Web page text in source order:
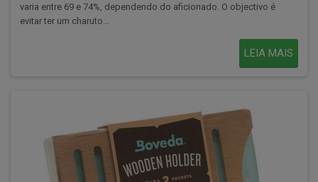
varia entre 69 e 74%, dependendo do aficionado. O objectivo é
evitar ter um charuto...
LEIA MAIS